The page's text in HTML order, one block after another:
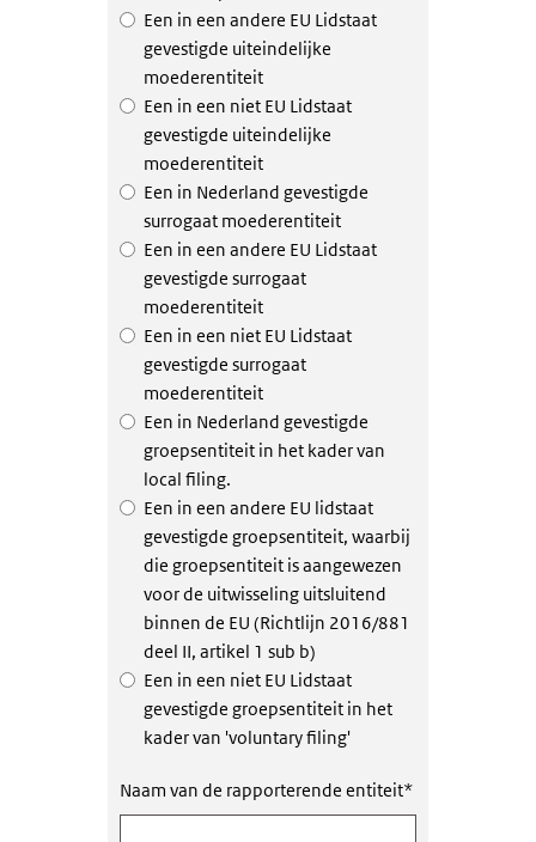
Een in een andere EU Lidstaat
gevestigde uiteindelijke
moederentiteit
Een in een niet EU Lidstaat
gevestigde uiteindelijke
moederentiteit
Een in Nederland gevestigde
surrogaat moederentiteit
Een in een andere EU Lidstaat
gevestigde surrogaat
moederentiteit
Een in een niet EU Lidstaat
gevestigde surrogaat
moederentiteit
Een in Nederland gevestigde
groepsentiteit in het kader van
local filing.
Een in een andere EU lidstaat
gevestigde groepsentiteit, waarbij
die groepsentiteit is aangewezen
voor de uitwisseling uitsluitend
binnen de EU (Richtlijn 2016/881
deel II, artikel 1 sub b)
Een in een niet EU Lidstaat
gevestigde groepsentiteit in het
kader van 'voluntary filing'
Naam van de rapporterende entiteit*